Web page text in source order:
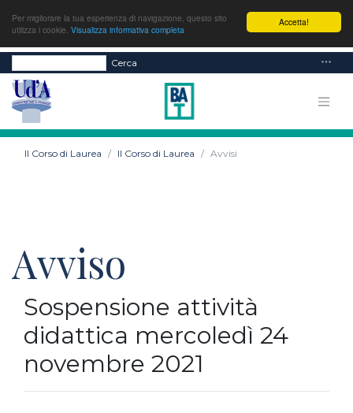
Accetta!
Per migliorare la tua esperienza di navigazione, questo sito
utilizza i cookie. Visualizza informativa completa
Cerca
Il Corso di Laurea Il Corso di Laurea Avvisi
Avviso
Sospensione attività
didattica mercoledì 24
novembre 2021